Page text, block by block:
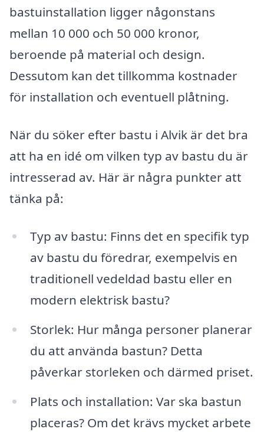
bastuinstallation ligger någonstans
mellan 10 000 och 50 000 kronor,
beroende på material och design.
Dessutom kan det tillkomma kostnader
för installation och eventuell plåtning.
När du söker efter bastu i Alvik är det bra
att ha en idé om vilken typ av bastu du är
intresserad av. Här är några punkter att
tänka på:
Typ av bastu: Finns det en specifik typ
av bastu du föredrar, exempelvis en
traditionell vedeldad bastu eller en
modern elektrisk bastu?
Storlek: Hur många personer planerar
du att använda bastun? Detta
påverkar storleken och därmed priset.
Plats och installation: Var ska bastun
placeras? Om det krävs mycket arbete